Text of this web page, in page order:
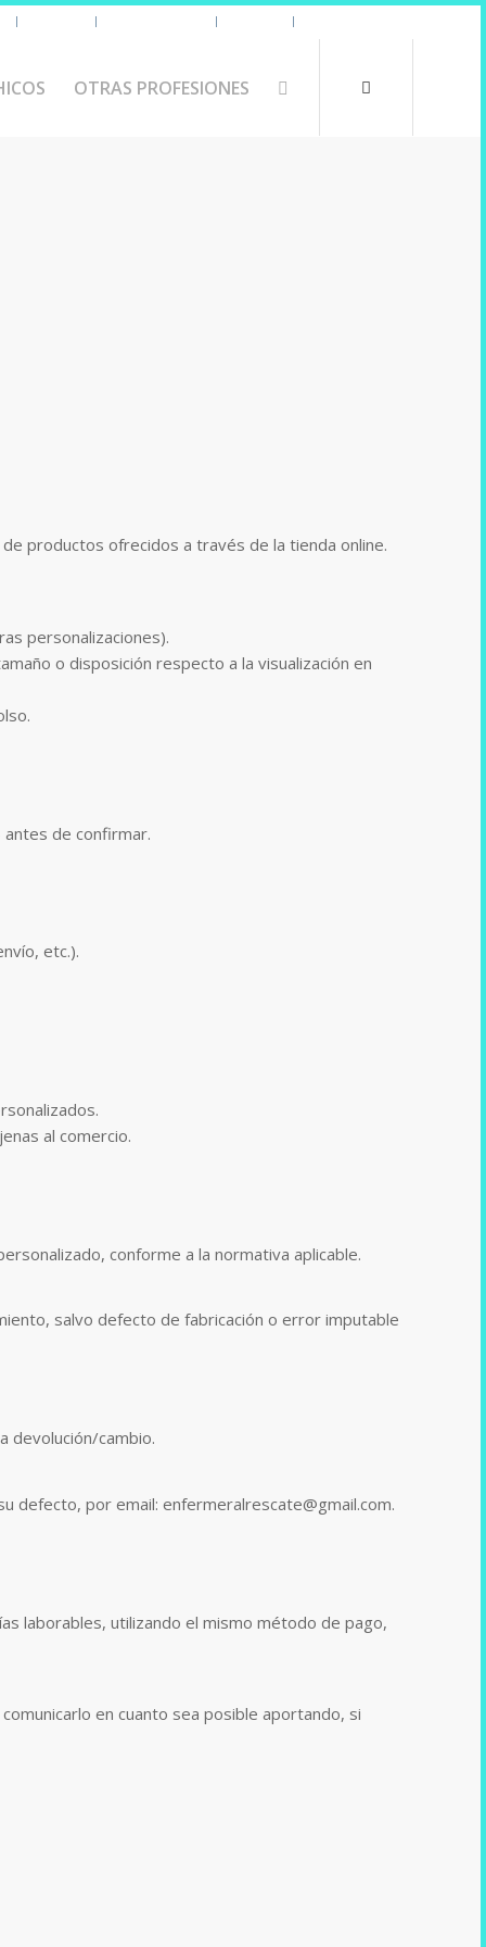
OTRAS PROFESIONES
de productos ofrecidos a través de la tienda online.
personalizaciones).
o disposición respecto a la visualización en
de confirmar.
etc.).
al comercio.
conforme a la normativa aplicable.
salvo defecto de fabricación o error imputable
devolución/cambio.
defecto, por email: enfermeralrescate@gmail.com.
laborables, utilizando el mismo método de pago,
en cuanto sea posible aportando, si